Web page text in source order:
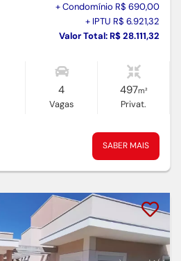
+ Condomínio R$ 690,00
+ IPTU R$ 6.921,32
Valor Total: R$ 28.111,32
4
Vagas
497m²
Privat.
SABER MAIS